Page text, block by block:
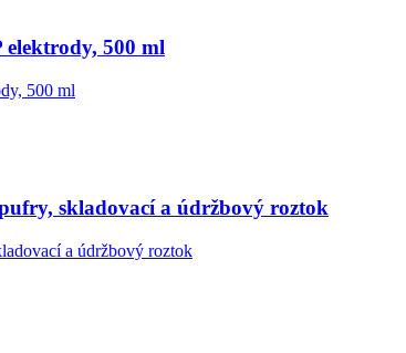
500 ml
skladovací a údržbový roztok